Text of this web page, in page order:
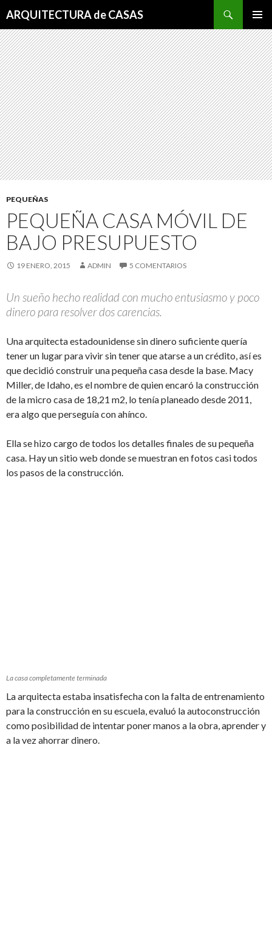
ARQUITECTURA de CASAS
MENÚ
AL
CONTENIDO
PEQUEÑAS
PEQUEÑA CASA MÓVIL DE
BAJO PRESUPUESTO
19 ENERO, 2015 ADMIN 5 COMENTARIOS
Un sueño hecho realidad con mucho entusiasmo y poco
dinero para resolver dos carencias.
Una arquitecta estadounidense sin dinero suficiente quería
tener un lugar para vivir sin tener que atarse a un crédito, así es
que decidió construir una pequeña casa desde la base. Macy
Miller, de Idaho, es el nombre de quien encaró la construcción
de la micro casa de 18,21 m2, lo tenía planeado desde 2011,
era algo que perseguía con ahínco.
Ella se hizo cargo de todos los detalles finales de su pequeña
casa. Hay un sitio web donde se muestran en fotos casi todos
los pasos de la construcción.
La casa completamente terminada
La arquitecta estaba insatisfecha con la falta de entrenamiento
para la construcción en su escuela, evaluó la autoconstrucción
como posibilidad de intentar poner manos a la obra, aprender y
a la vez ahorrar dinero.